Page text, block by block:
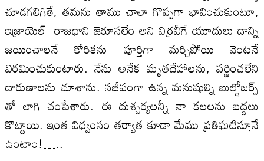
చూడగలిగితే, తమను తాము చాలా గొప్పగా భావించుకుంటూ,
ఇజ్రాయెల్ రాజధాని జెరూసలేం అని విర్రవీగే యూదులు దాన్ని
జయించాలనే కోరికను పూర్తిగా మర్చిపోయి వెంటనే
విరమించుకుంటారు. నేను అనేక మృతదేహాలను, వర్ణించలేని
దారుణాలను చూశాను. సజీవంగా ఉన్న మనుషుల్ని బుల్డోజర్స్
తో లాగి చంపేశారు. ఈ దుశ్చర్యలన్నీ నా కలలను బద్దలు
కొట్టాయి. ఇంత విధ్వంసం తర్వాత కూడా మేము ప్రతిఘటిస్తూనే
ఉంటాం!…..